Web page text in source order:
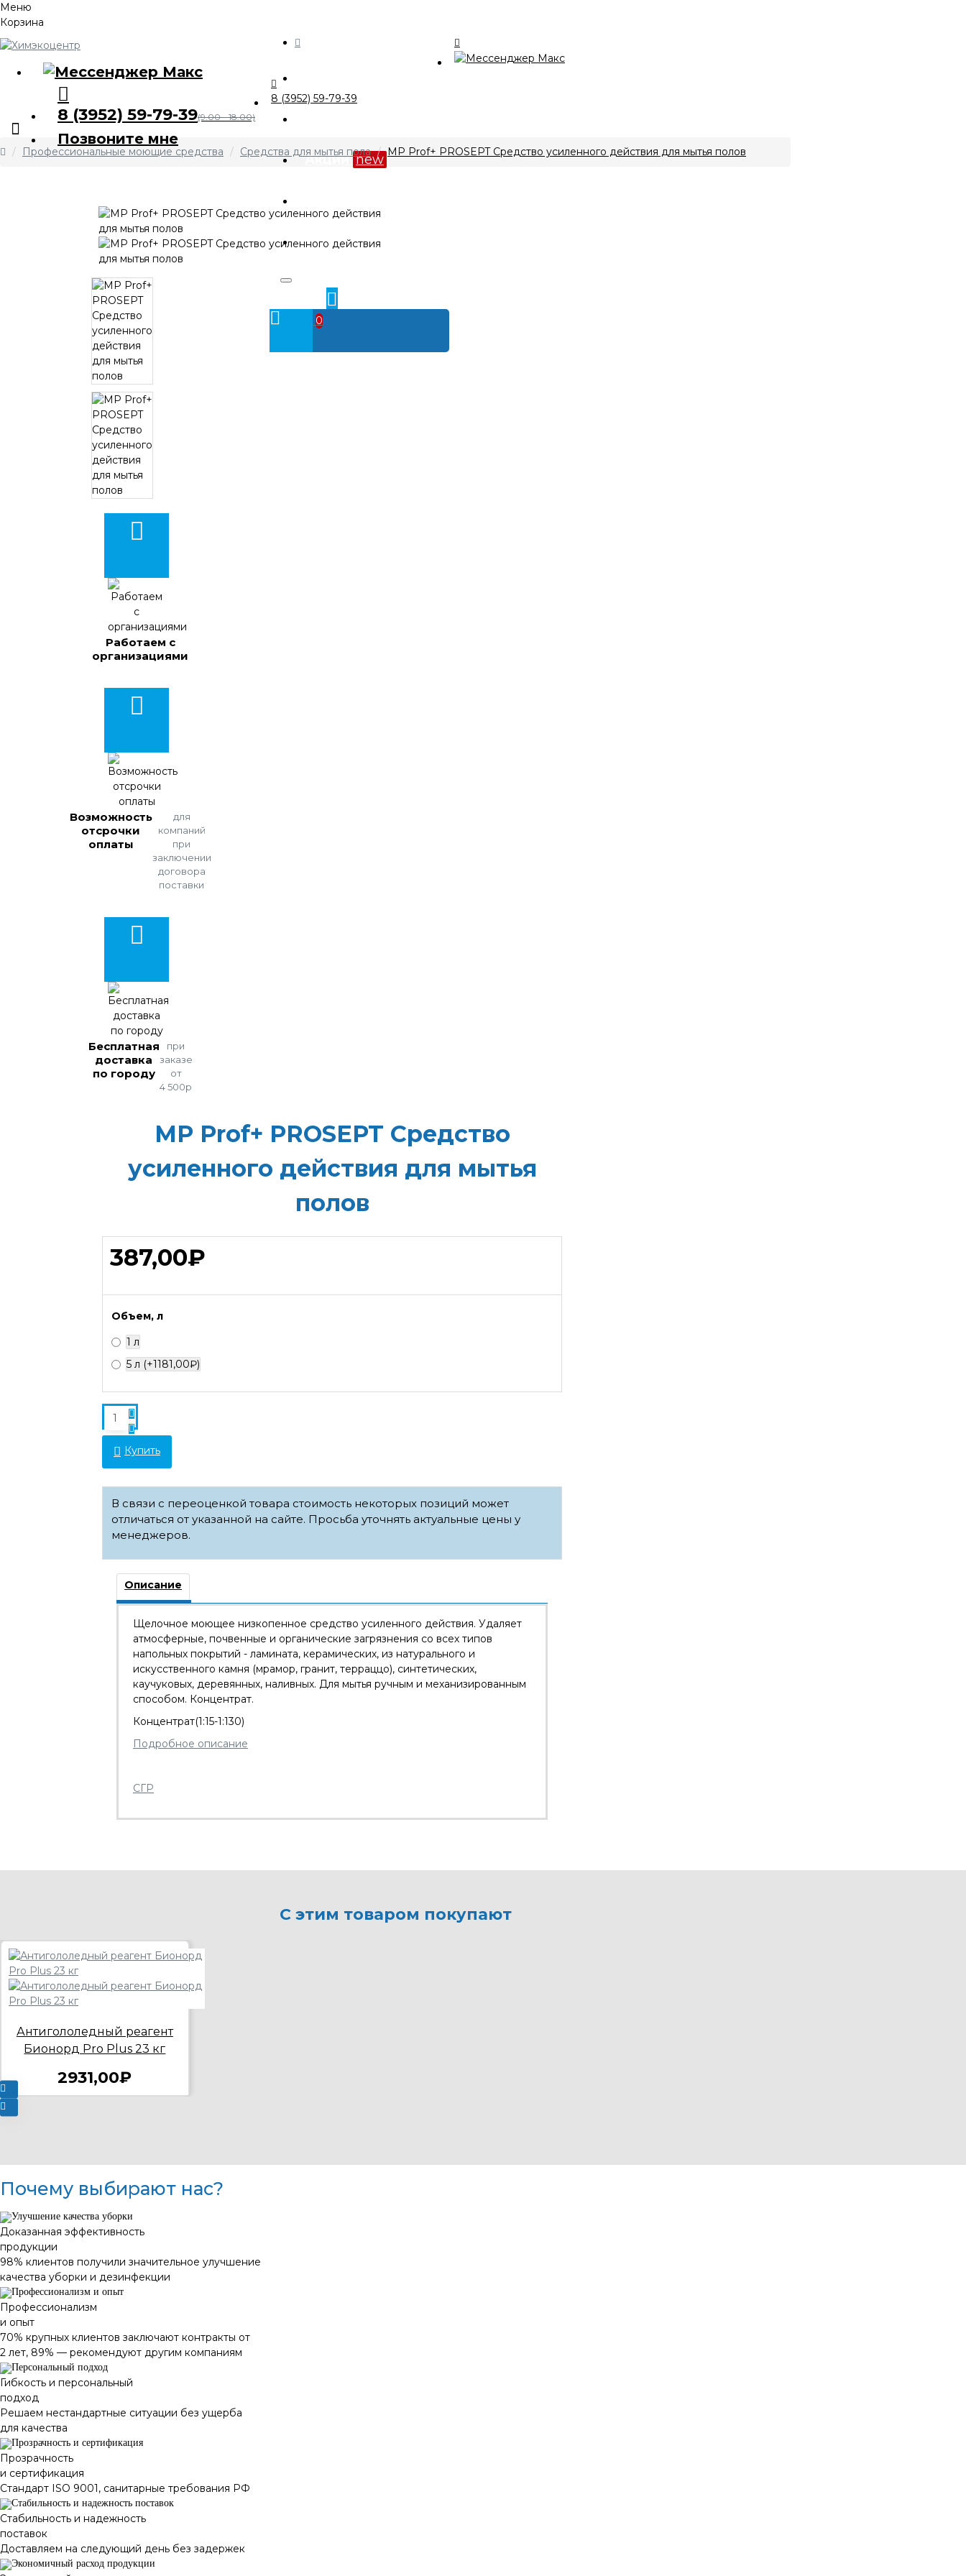
Меню
Корзина
8 (3952) 59-79-39(9.00 - 18.00)
Позвоните мне
Акции new
Контакты
0
8 (3952) 59-79-39
Профессиональные моющие средства Средства для мытья пола MP Prof+ PROSEPT Средство усиленного действия для мытья полов
Работаем с
организациями
Возможность
отсрочки
оплаты
для
компаний
при
заключении
договора
поставки
Бесплатная
доставка
по городу
при
заказе
от
4 500р
MP Prof+ PROSEPT Средство
усиленного действия для мытья
полов
387,00₽
Объем, л
1 л
5 л (+1181,00₽)
Купить
В связи с переоценкой товара стоимость некоторых позиций может
отличаться от указанной на сайте. Просьба уточнять актуальные цены у
менеджеров.
Описание
Щелочное моющее низкопенное средство усиленного действия. Удаляет
атмосферные, почвенные и органические загрязнения со всех типов
напольных покрытий - ламината, керамических, из натурального и
искусственного камня (мрамор, гранит, терраццо), синтетических,
каучуковых, деревянных, наливных. Для мытья ручным и механизированным
способом. Концентрат.
Концентрат(1:15-1:130)
Подробное описание
СГР
С этим товаром покупают
Антигололедный реагент
Бионорд Pro Plus 23 кг
2931,00₽
Почему выбирают нас?
Доказанная эффективность
продукции
98% клиентов получили значительное улучшение
качества уборки и дезинфекции
Профессионализм
и опыт
70% крупных клиентов заключают контракты от
2 лет, 89% — рекомендуют другим компаниям
Гибкость и персональный
подход
Решаем нестандартные ситуации без ущерба
для качества
Прозрачность
и сертификация
Стандарт ISO 9001, санитарные требования РФ
Стабильность и надежность
поставок
Доставляем на следующий день без задержек